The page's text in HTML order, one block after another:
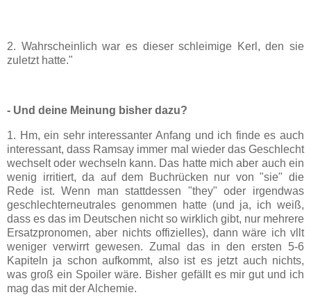
2. Wahrscheinlich war es dieser schleimige Kerl, den sie
zuletzt hatte."
- Und deine Meinung bisher dazu?
1. Hm, ein sehr interessanter Anfang und ich finde es auch
interessant, dass Ramsay immer mal wieder das Geschlecht
wechselt oder wechseln kann. Das hatte mich aber auch ein
wenig irritiert, da auf dem Buchrücken nur von "sie" die
Rede ist. Wenn man stattdessen "they" oder irgendwas
geschlechterneutrales genommen hatte (und ja, ich weiß,
dass es das im Deutschen nicht so wirklich gibt, nur mehrere
Ersatzpronomen, aber nichts offizielles), dann wäre ich vllt
weniger verwirrt gewesen. Zumal das in den ersten 5-6
Kapiteln ja schon aufkommt, also ist es jetzt auch nichts,
was groß ein Spoiler wäre. Bisher gefällt es mir gut und ich
mag das mit der Alchemie.